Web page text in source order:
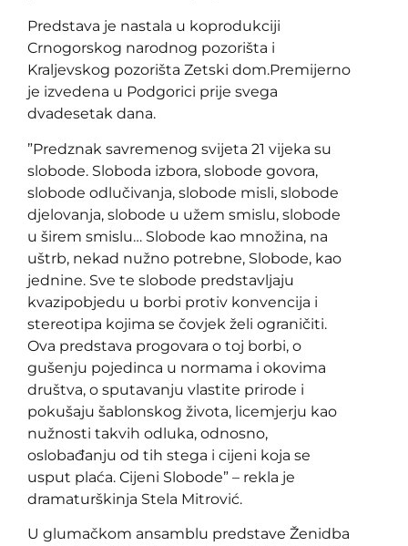
Predstava je nastala u koprodukciji
Crnogorskog narodnog pozorišta i
Kraljevskog pozorišta Zetski dom.Premijerno
je izvedena u Podgorici prije svega
dvadesetak dana.
”Predznak savremenog svijeta 21 vijeka su
slobode. Sloboda izbora, slobode govora,
slobode odlučivanja, slobode misli, slobode
djelovanja, slobode u užem smislu, slobode
u širem smislu… Slobode kao množina, na
uštrb, nekad nužno potrebne, Slobode, kao
jednine. Sve te slobode predstavljaju
kvazipobjedu u borbi protiv konvencija i
stereotipa kojima se čovjek želi ograničiti.
Ova predstava progovara o toj borbi, o
gušenju pojedinca u normama i okovima
društva, o sputavanju vlastite prirode i
pokušaju šablonskog života, licemjerju kao
nužnosti takvih odluka, odnosno,
oslobađanju od tih stega i cijeni koja se
usput plaća. Cijeni Slobode” – rekla je
dramaturškinja Stela Mitrović.
U glumačkom ansamblu predstave Ženidba